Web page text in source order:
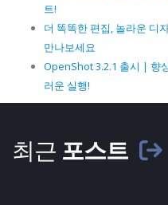
트!
더 똑똑한 편집, 놀라운 디
만나보세요
OpenShot 3.2.1 출시 | 향
러운 실행!
최근 포스트